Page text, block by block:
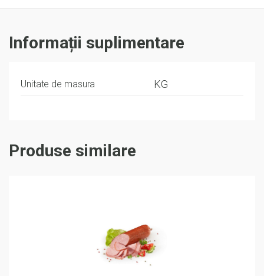
Informații suplimentare
Unitate de masura KG
Produse similare